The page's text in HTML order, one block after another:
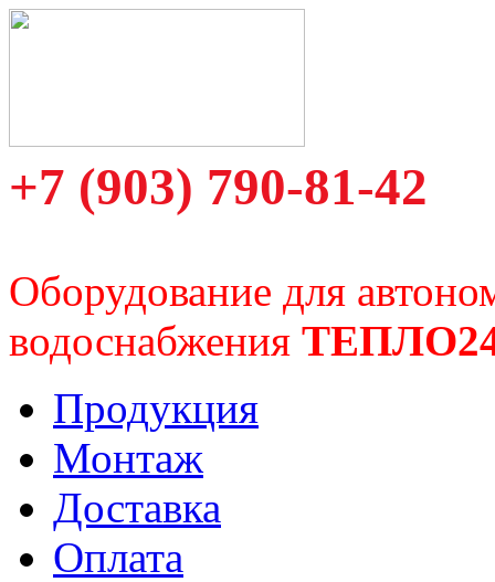
+7 (903) 790-81-42
Оборудование для
водоснабжения
Продукция
Монтаж
Доставка
Оплата